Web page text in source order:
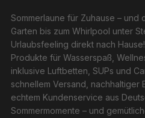
Sommerlaune für Zuhause – und
Garten bis zum Whirlpool unter
Urlaubsfeeling direkt nach
Produkte für Wasserspaß,
inklusive Luftbetten, SUPs und
schnellem Versand, nachhaltiger
echtem Kundenservice aus
Sommermomente – und